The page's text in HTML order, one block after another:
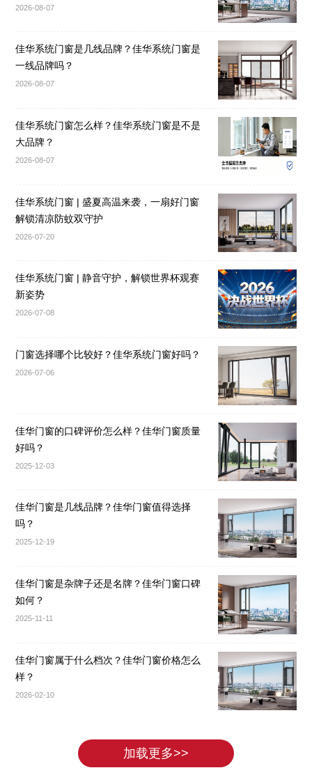
2026-08-07
佳华系统门窗是几线品牌？佳华系统门窗是
一线品牌吗？
2026-08-07
佳华系统门窗怎么样？佳华系统门窗是不是
大品牌？
2026-08-07
佳华系统门窗 | 盛夏高温来袭，一扇好门窗
解锁清凉防蚊双守护
2026-07-20
佳华系统门窗 | 静音守护，解锁世界杯观赛
新姿势
2026-07-08
门窗选择哪个比较好？佳华系统门窗好吗？
2026-07-06
佳华门窗的口碑评价怎么样？佳华门窗质量
好吗？
2025-12-03
佳华门窗是几线品牌？佳华门窗值得选择
吗？
2025-12-19
佳华门窗是杂牌子还是名牌？佳华门窗口碑
如何？
2025-11-11
佳华门窗属于什么档次？佳华门窗价格怎么
样？
2026-02-10
加载更多>>